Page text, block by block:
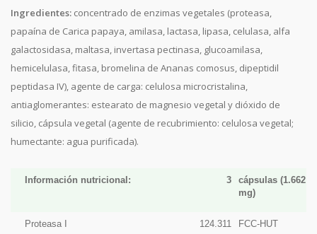
Ingredientes: concentrado de enzimas vegetales (proteasa,
papaína de Carica papaya, amilasa, lactasa, lipasa, celulasa, alfa
galactosidasa, maltasa, invertasa pectinasa, glucoamilasa,
hemicelulasa, fitasa, bromelina de Ananas comosus, dipeptidil
peptidasa IV), agente de carga: celulosa microcristalina,
antiaglomerantes: estearato de magnesio vegetal y dióxido de
silicio, cápsula vegetal (agente de recubrimiento: celulosa vegetal;
humectante: agua purificada).
Información nutricional: 3
cápsulas (1.662
mg)
Proteasa I 124.311 FCC-HUT